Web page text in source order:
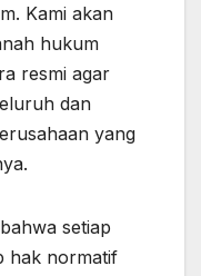
Kami akan
hukum
resmi agar
dan
yang
setiap
hak normatif